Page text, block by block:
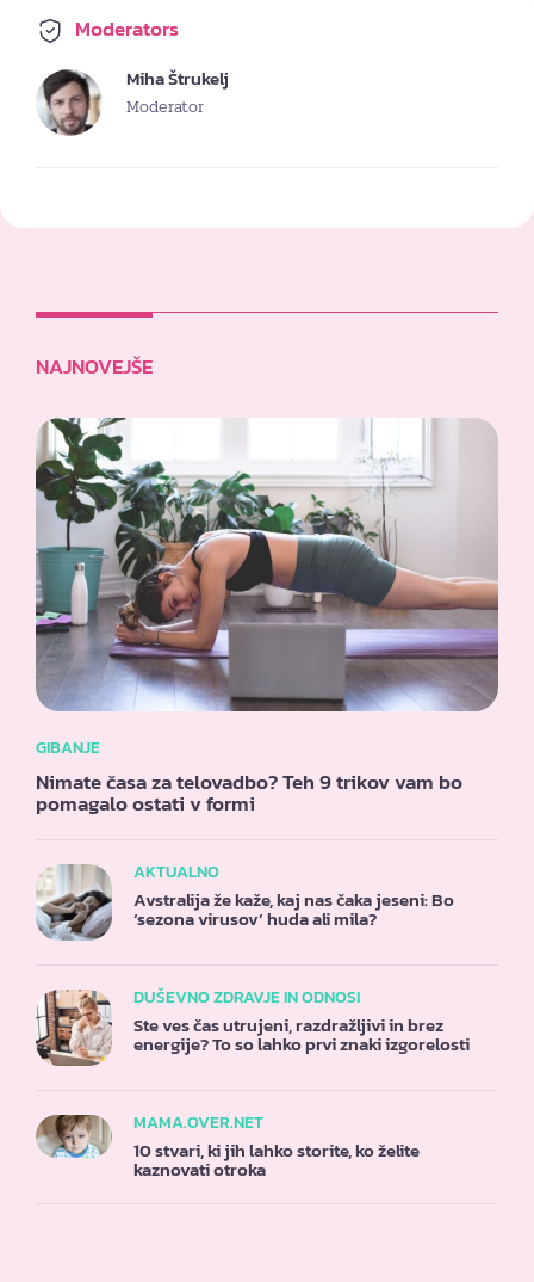
Moderators
Miha Štrukelj
Moderator
NAJNOVEJŠE
GIBANJE
Nimate časa za telovadbo? Teh 9 trikov vam bo
pomagalo ostati v formi
AKTUALNO
Avstralija že kaže, kaj nas čaka jeseni: Bo
‘sezona virusov’ huda ali mila?
DUŠEVNO ZDRAVJE IN ODNOSI
Ste ves čas utrujeni, razdražljivi in brez
energije? To so lahko prvi znaki izgorelosti
MAMA.OVER.NET
10 stvari, ki jih lahko storite, ko želite
kaznovati otroka